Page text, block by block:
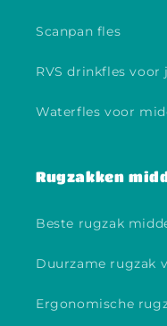
Scanpan fles
RVS drinkfles voor
Waterfles voor
Rugzakken
Beste rugzak
Duurzame rugzak
Ergonomische